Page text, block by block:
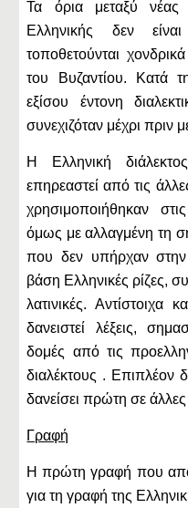
Τα όρια μεταξύ νέας
Ελληνικής δεν
τοποθετούνται
του Βυζαντίου. Κατά
εξίσου έντονη
συνεχιζόταν μέχρι πριν
Η Ελληνική
επηρεαστεί από τις
χρησιμοποιήθηκαν
όμως με αλλαγμένη τη
που δεν υπήρχαν στην
βάση Ελληνικές ρίζες,
λατινικές. Αντίστοιχα
δανειστεί λέξεις,
δομές από τις
διαλέκτους . Επιπλέον
δανείσει πρώτη σε άλλες
Γραφή
Η πρώτη γραφή που
για τη γραφή της